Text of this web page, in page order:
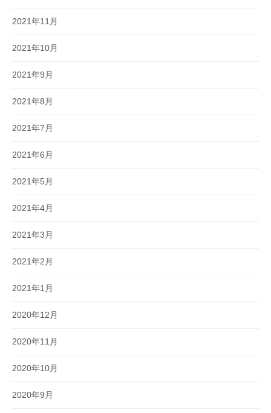
2021年11月
2021年10月
2021年9月
2021年8月
2021年7月
2021年6月
2021年5月
2021年4月
2021年3月
2021年2月
2021年1月
2020年12月
2020年11月
2020年10月
2020年9月